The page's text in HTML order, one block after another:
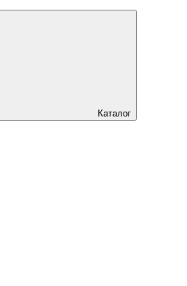
Каталог